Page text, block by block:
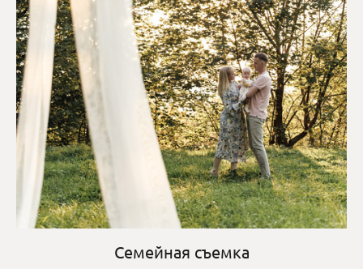
Семейная съемка